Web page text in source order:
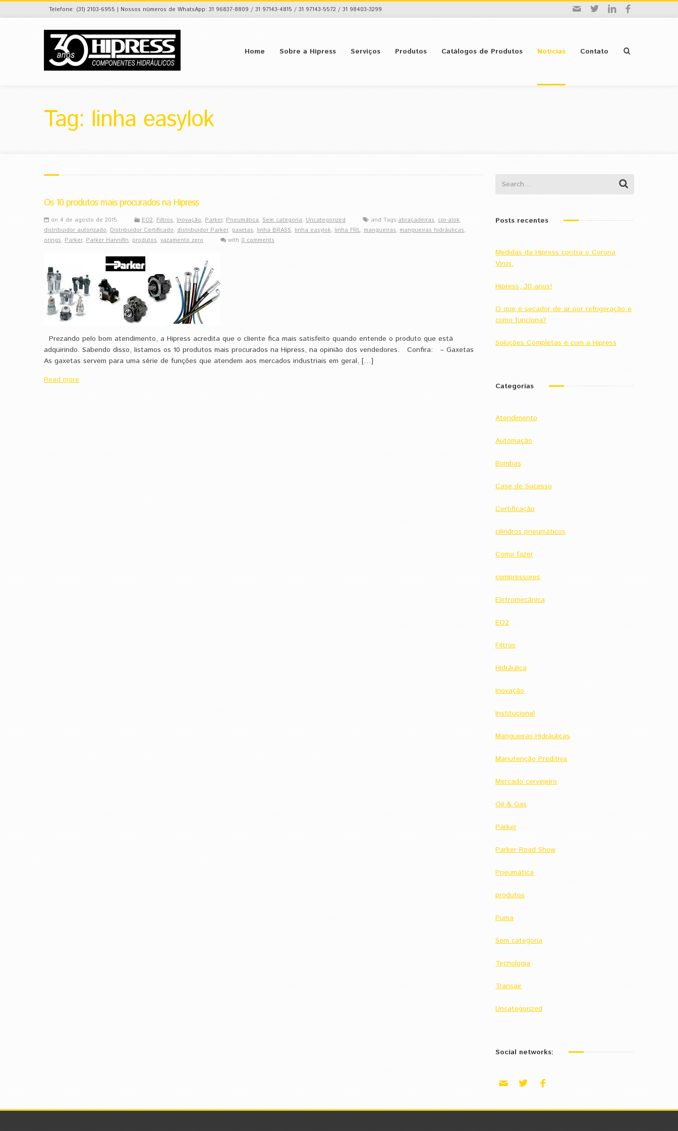
Telefone: (31) 2103-6955 | Nossos números de WhatsApp: 31 96837-8809 / 31 97143-4815 / 31 97143-5572 / 31 98403-3299
Home Sobre a Hipress Serviços Produtos Catálogos de Produtos Notícias Contato
Tag: linha easylok
Os 10 produtos mais procurados na Hipress
on 4 de agosto de 2015 EO2, Filtros, Inovação, Parker, Pneumática, Sem categoria, Uncategorized and Tags:abraçadeiras, cpi-alok,
distribuidor autorizado, Distribuidor Certificado, distribuidor Parker, gaxetas, linha BRASS, linha easylok, linha FRL, mangueiras, mangueiras hidráulicas,
orings, Parker, Parker Hannifin, produtos, vazamento zero with 0 comments
Prezando pelo bom atendimento, a Hipress acredita que o cliente fica mais satisfeito quando entende o produto que está
adquirindo. Sabendo disso, listamos os 10 produtos mais procurados na Hipress, na opinião dos vendedores. Confira: – Gaxetas
As gaxetas servem para uma série de funções que atendem aos mercados industriais em geral, […]
Read more
Posts recentes
Medidas da Hipress contra o Corona
Virus.
Hipress, 30 anos!
O que é secador de ar por refrigeração e
como funciona?
Soluções Completas é com a Hipress
Categorias
Atendimento
Automação
Bombas
Case de Sucesso
Certificação
cilindros pneumáticos
Como fazer
compressores
Eletromecânica
EO2
Filtros
Hidráulica
Inovação
Institucional
Mangueiras Hidráulicas
Manutenção Preditiva
Mercado cervejeiro
Oil & Gas
Parker
Parker Road Show
Pneumática
produtos
Puma
Sem categoria
Tecnologia
Transair
Uncategorized
Social networks: